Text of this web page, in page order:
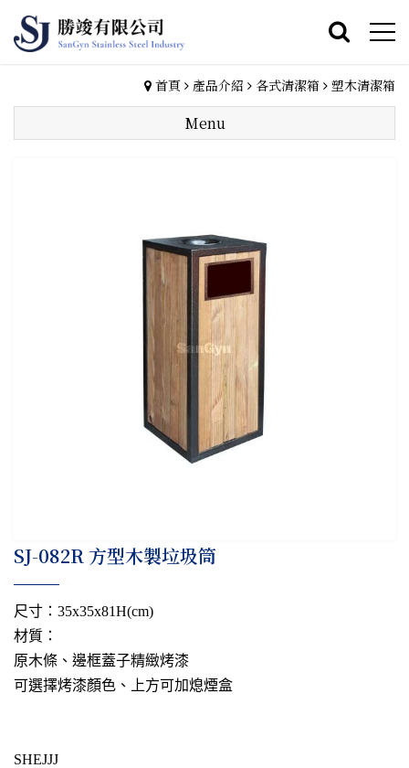
首頁 產品介紹 各式清潔箱 塑木清潔箱
Menu
​SJ-082R 方型木製垃圾筒
尺寸：35x35x81H(cm)
材質：
原木條、邊框蓋子精緻烤漆
可選擇烤漆顏色、上方可加熄煙盒
SHEJJJ